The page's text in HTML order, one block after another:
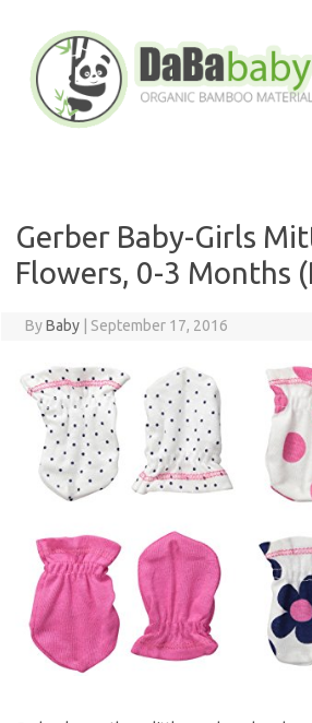
content
Gerber Baby-Girls
Flowers, 0-3 Months
ByBaby September 17, 2016